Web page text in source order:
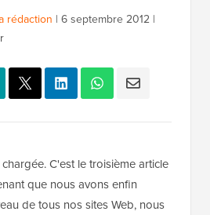
rédaction | 6 septembre 2012 |
C'est le troisième article
que nous avons enfin
de tous nos sites Web, nous